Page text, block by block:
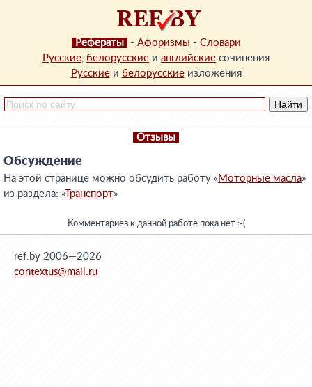
Рефераты - Афоризмы - Словари
Русские, белорусские и английские сочинения
Русскиеи белорусскиеизложения
Отзывы
Обсуждение
На этой странице можно обсудить работу «Моторные масла»
из раздела: «Транспорт»
Комментариев к данной работе пока нет :-(
ref.by 2006—2026
contextus@mail.ru